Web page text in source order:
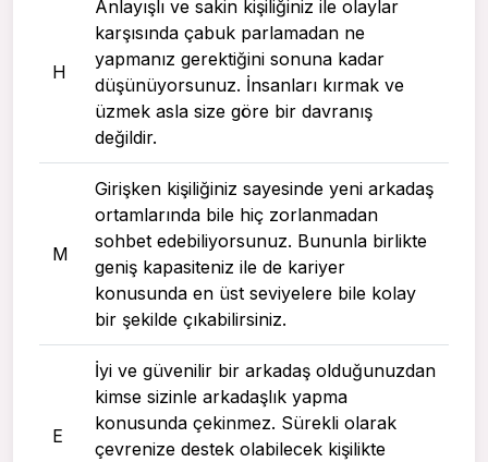
H
Anlayışlı ve sakin kişiliğiniz ile olaylar
karşısında çabuk parlamadan ne
yapmanız gerektiğini sonuna kadar
düşünüyorsunuz. İnsanları kırmak ve
üzmek asla size göre bir davranış
değildir.
M
Girişken kişiliğiniz sayesinde yeni arkadaş
ortamlarında bile hiç zorlanmadan
sohbet edebiliyorsunuz. Bununla birlikte
geniş kapasiteniz ile de kariyer
konusunda en üst seviyelere bile kolay
bir şekilde çıkabilirsiniz.
E
İyi ve güvenilir bir arkadaş olduğunuzdan
kimse sizinle arkadaşlık yapma
konusunda çekinmez. Sürekli olarak
çevrenize destek olabilecek kişilikte